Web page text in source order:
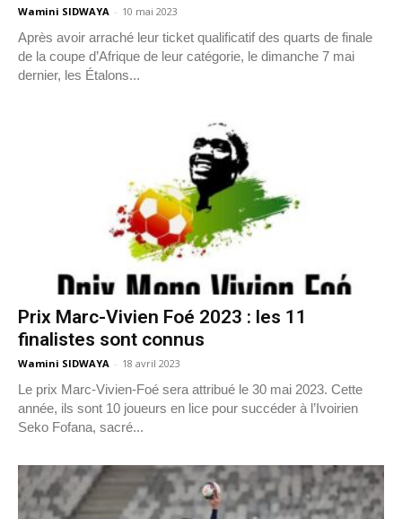
Wamini SIDWAYA - 10 mai 2023
Après avoir arraché leur ticket qualificatif des quarts de finale
de la coupe d’Afrique de leur catégorie, le dimanche 7 mai
dernier, les Étalons...
Prix Marc-Vivien Foé 2023 : les 11
finalistes sont connus
Wamini SIDWAYA - 18 avril 2023
Le prix Marc-Vivien-Foé sera attribué le 30 mai 2023. Cette
année, ils sont 10 joueurs en lice pour succéder à l’Ivoirien
Seko Fofana, sacré...